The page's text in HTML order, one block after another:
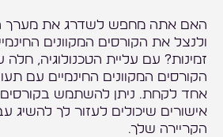
האם אתה מחפש לשדרג את מערך
ולנצל את הקורסים המקוונים
זמינות? עם עליית הטכנולוגיה,
הקורסים המקוונים החינמיים עם
אחד לקחת. ניתן להשתמש
אישורים שיכולים לעזור לך להשיג
הקריירה שלך.